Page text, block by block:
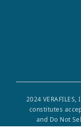
2024
constitutes
and Do Not